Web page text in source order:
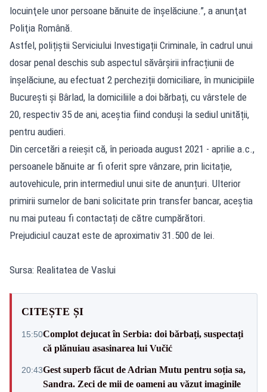
locuinţele unor persoane bănuite de înşelăciune.”, a anunţat
Poliţia Română.
Astfel, polițiștii Serviciului Investigații Criminale, în cadrul unui
dosar penal deschis sub aspectul săvârșirii infracțiunii de
înșelăciune, au efectuat 2 percheziții domiciliare, în municipiile
București și Bârlad, la domiciliile a doi bărbați, cu vârstele de
20, respectiv 35 de ani, aceștia fiind conduși la sediul unității,
pentru audieri.
Din cercetări a reieșit că, în perioada august 2021 - aprilie a.c.,
persoanele bănuite ar fi oferit spre vânzare, prin licitație,
autovehicule, prin intermediul unui site de anunțuri. Ulterior
primirii sumelor de bani solicitate prin transfer bancar, aceștia
nu mai puteau fi contactați de către cumpărători.
Prejudiciul cauzat este de aproximativ 31.500 de lei.
Sursa: Realitatea de Vaslui
CITEȘTE ȘI
15:50Complot dejucat în Serbia: doi bărbați, suspectați
că plănuiau asasinarea lui Vučić
20:43Gest superb făcut de Adrian Mutu pentru soția sa,
Sandra. Zeci de mii de oameni au văzut imaginile